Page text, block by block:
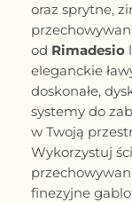
oraz sprytne,
od Rimadesio
eleganckie
doskonałe,
systemy do
w Twoją
Wykorzystuj
finezyjne